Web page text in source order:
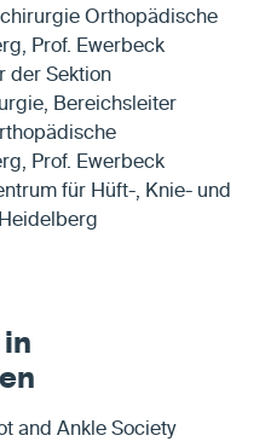
Orthopädische
Prof. Ewerbeck
der Sektion
Bereichsleiter
Prof. Ewerbeck
für Hüft-, Knie- und
and Ankle Society